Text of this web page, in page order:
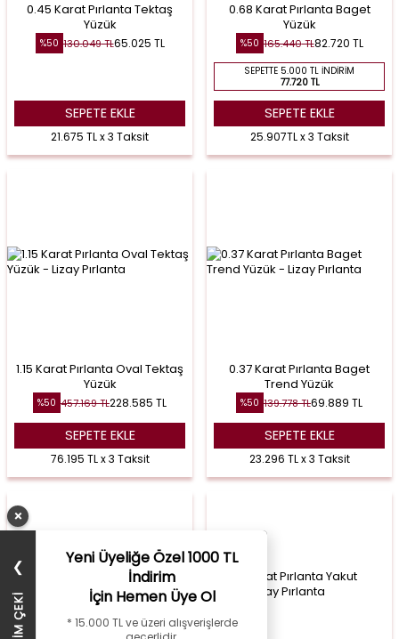
0.45 Karat Pırlanta Tektaş
Yüzük
%50 130.049TL65.025 TL
SEPETE EKLE
21.675 TL x 3 Taksit
0.68 Karat Pırlanta Baget
Yüzük
%50 165.440TL82.720 TL
SEPETTE 5.000 TL İNDIRIM
77.720 TL
SEPETE EKLE
25.907TL x 3 Taksit
1.15 Karat Pırlanta Oval Tektaş
Yüzük
%50 457.169TL228.585 TL
SEPETE EKLE
76.195 TL x 3 Taksit
0.37 Karat Pırlanta Baget
Trend Yüzük
%50 139.778TL69.889 TL
SEPETE EKLE
23.296 TL x 3 Taksit
×
❯
Yeni Üyeliğe Özel 1000 TL
İndirim
İçin Hemen Üye Ol
* 15.000 TL ve üzeri alışverişlerde